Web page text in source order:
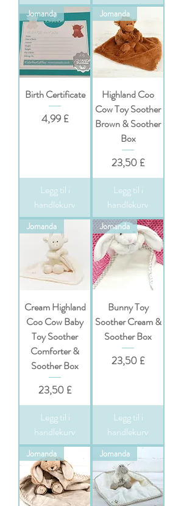
Jomanda
Birth Certificate
Pris
4,99 £
Legg til i
handlekurv
Jomanda
Highland Coo
Cow Toy Soother
Brown & Soother
Box
Pris
23,50 £
Legg til i
handlekurv
Jomanda
Cream Highland
Coo Cow Baby
Toy Soother
Comforter &
Soother Box
Pris
23,50 £
Legg til i
handlekurv
Jomanda
Bunny Toy
Soother Cream &
Soother Box
Pris
23,50 £
Legg til i
handlekurv
Jomanda Jomanda